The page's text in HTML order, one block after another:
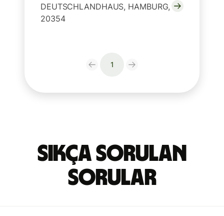
DEUTSCHLANDHAUS, HAMBURG,
20354
1
Sıkça Sorulan
Sorular